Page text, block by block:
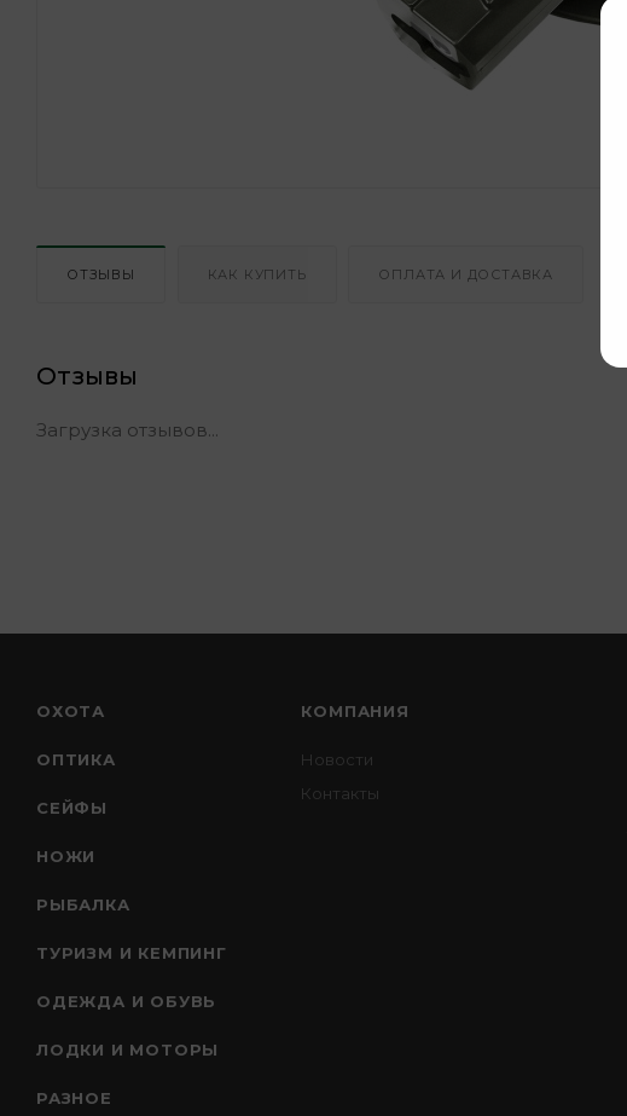
ОТЗЫВЫ КАК КУПИТЬ ОПЛАТА И ДОСТАВКА
Отзывы
Загрузка отзывов...
ОХОТА
ОПТИКА
СЕЙФЫ
НОЖИ
РЫБАЛКА
ТУРИЗМ И КЕМПИНГ
ОДЕЖДА И ОБУВЬ
ЛОДКИ И МОТОРЫ
РАЗНОЕ
КОМПАНИЯ
Новости
Контакты